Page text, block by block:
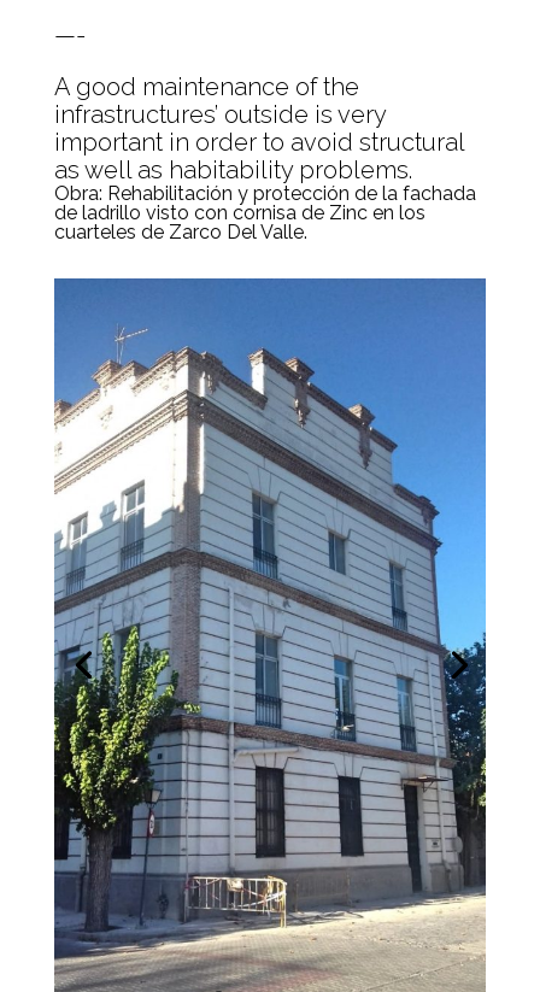
—-
A good maintenance of the
infrastructures’ outside is very
important in order to avoid structural
as well as habitability problems.
Obra: Rehabilitación y protección de la fachada
de ladrillo visto con cornisa de Zinc en los
cuarteles de Zarco Del Valle.